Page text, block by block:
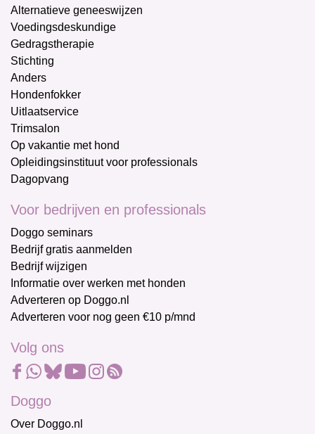
Alternatieve geneeswijzen
Voedingsdeskundige
Gedragstherapie
Stichting
Anders
Hondenfokker
Uitlaatservice
Trimsalon
Op vakantie met hond
Opleidingsinstituut voor professionals
Dagopvang
Voor bedrijven en professionals
Doggo seminars
Bedrijf gratis aanmelden
Bedrijf wijzigen
Informatie over werken met honden
Adverteren op Doggo.nl
Adverteren voor nog geen €10 p/mnd
Volg ons
Doggo
Over Doggo.nl